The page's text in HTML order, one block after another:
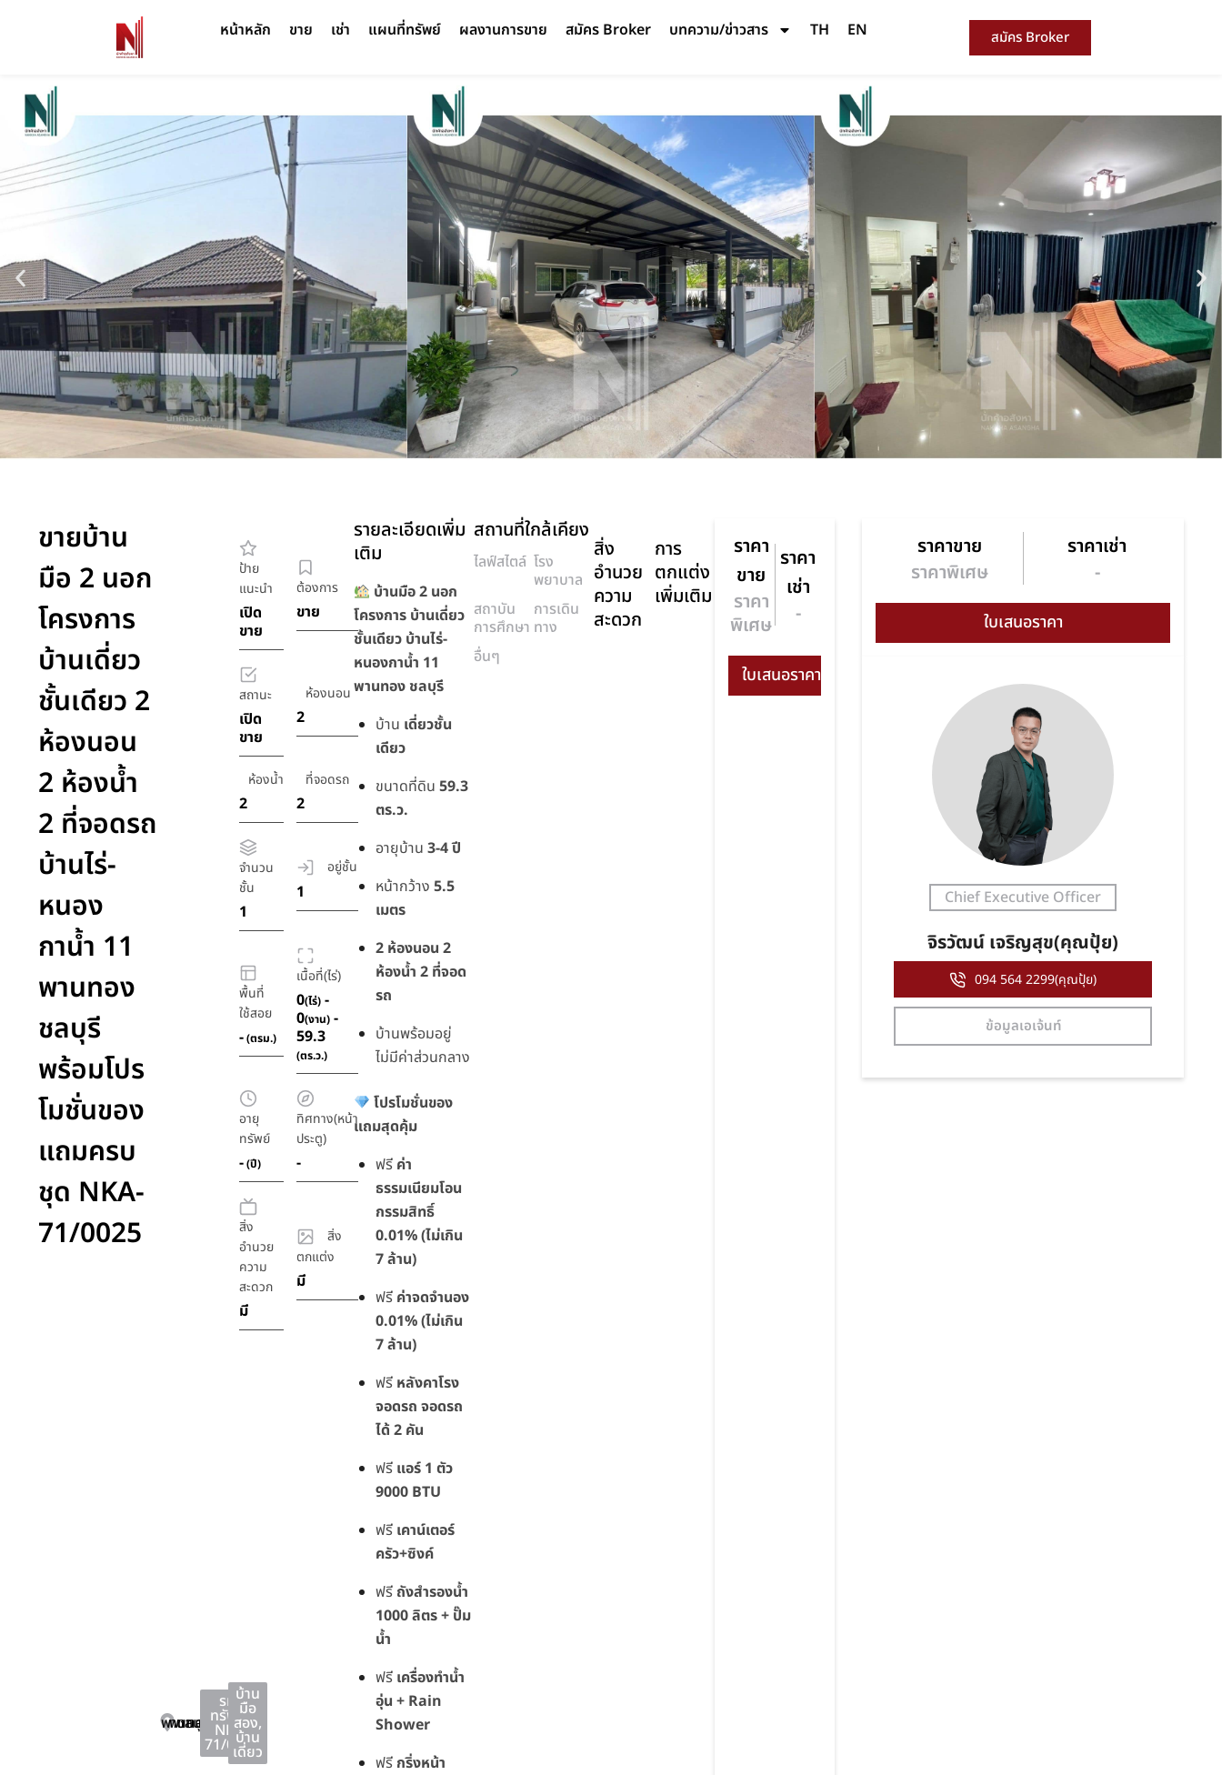
หน้าหลัก ขาย เช่า แผนที่ทรัพย์ ผลงานการขาย สมัคร Broker บทความ/ข่าวสาร TH EN สมัคร Broker
ขายบ้าน
มือ 2 นอก
โครงการ
บ้านเดี่ยว
ชั้นเดียว 2
ห้องนอน
2 ห้องน้ำ
2 ที่จอดรถ
บ้านไร่-
หนอง
กาน้ำ 11
พานทอง
ชลบุรี
พร้อมโปร
โมชั่นของ
แถมครบ
ชุด NKA-
71/0025
พานทอง
พานทอง
ชลบุรี
รหัส
ทรัพย์ :
NKA-
71/0025
บ้าน
มือ
สอง,
บ้าน
เดี่ยว
ป้าย
แนะนำ
เปิด
ขาย
ต้องการ
ขาย
สถานะ
เปิด
ขาย
ห้องนอน
2
ห้องน้ำ
2
ที่จอดรถ
2
จำนวน
ชั้น
1
อยู่ชั้น
1
พื้นที่
ใช้สอย
-(ตรม.)
เนื้อที่(ไร่)
0(ไร่) -
0(งาน) -
59.3
(ตร.ว.)
อายุ
ทรัพย์
-(ปี)
ทิศทาง(หน้า
ประตู)
-
สิ่ง
อำนวย
ความ
สะดวก
มี
สิ่ง
ตกแต่ง
มี
รายละเอียดเพิ่ม
เติม
บ้านมือ 2 นอก
โครงการ บ้านเดี่ยว
ชั้นเดียว บ้านไร่-
หนองกาน้ำ 11
พานทอง ชลบุรี
บ้าน เดี่ยวชั้น
เดียว
ขนาดที่ดิน 59.3
ตร.ว.
อายุบ้าน 3-4 ปี
หน้ากว้าง 5.5
เมตร
2 ห้องนอน 2
ห้องน้ำ 2 ที่จอด
รถ
บ้านพร้อมอยู่
ไม่มีค่าส่วนกลาง
โปรโมชั่นของ
แถมสุดคุ้ม
ฟรี ค่า
ธรรมเนียมโอน
กรรมสิทธิ์
0.01% (ไม่เกิน
7 ล้าน)
ฟรี ค่าจดจำนอง
0.01% (ไม่เกิน
7 ล้าน)
ฟรี หลังคาโรง
จอดรถ จอดรถ
ได้ 2 คัน
ฟรี แอร์ 1 ตัว
9000 BTU
ฟรี เคาน์เตอร์
ครัว+ซิงค์
ฟรี ถังสำรองน้ำ
1000 ลิตร + ปั๊ม
น้ำ
ฟรี เครื่องทำน้ำ
อุ่น + Rain
Shower
ฟรี กริ่งหน้า
สถานที่ใกล้เคียง
ไลฟ์สไตล์ โรง
พยาบาล
สถาบัน
การศึกษา
การเดิน
ทาง
อื่นๆ
สิ่ง
อำนวย
ความ
สะดวก
การ
ตกแต่ง
เพิ่มเติม
ราคา
ขาย
ราคา
พิเศษ
ราคา
เช่า
-
ราคาขาย
ราคาพิเศษ
ราคาเช่า
-
Chief Executive Officer
จิรวัฒน์ เจริญสุข(คุณปุ้ย)
094 564 2299(คุณปุ้ย)
ข้อมูลเอเจ้นท์